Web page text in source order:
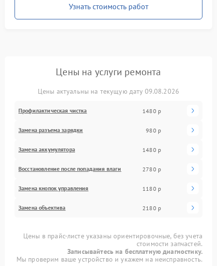
Узнать стоимость работ
Цены на услуги ремонта
Цены актуальны на текущую дату 09.08.2026
Профилактическая чистка 1480 р
Замена разъема зарядки 980 р
Замена аккумулятора 1480 р
Восстановление после попадания влаги 2780 р
Замена кнопок управления 1180 р
Замена объектива 2180 р
Цены в прайс-листе указаны ориентировочные, без учета
стоимости запчастей.
Записывайтесь на бесплатную диагностику.
Мы проверим ваше устройство и укажем на неисправность.